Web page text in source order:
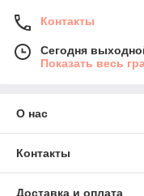
Контакты
Сегодня
Показать весь
О нас
Контакты
Доставка и оплата